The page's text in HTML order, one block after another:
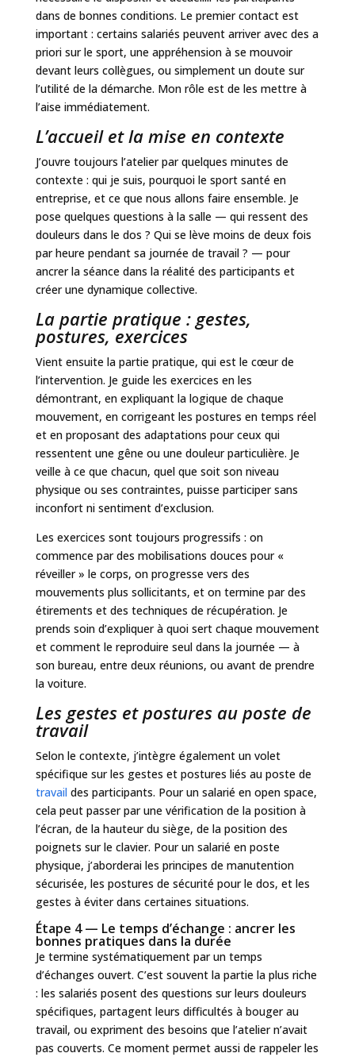
dans de bonnes conditions. Le premier contact est
important : certains salariés peuvent arriver avec des a
priori sur le sport, une appréhension à se mouvoir
devant leurs collègues, ou simplement un doute sur
l’utilité de la démarche. Mon rôle est de les mettre à
l’aise immédiatement.
L’accueil et la mise en contexte
J’ouvre toujours l’atelier par quelques minutes de
contexte : qui je suis, pourquoi le sport santé en
entreprise, et ce que nous allons faire ensemble. Je
pose quelques questions à la salle — qui ressent des
douleurs dans le dos ? Qui se lève moins de deux fois
par heure pendant sa journée de travail ? — pour
ancrer la séance dans la réalité des participants et
créer une dynamique collective.
La partie pratique : gestes,
postures, exercices
Vient ensuite la partie pratique, qui est le cœur de
l’intervention. Je guide les exercices en les
démontrant, en expliquant la logique de chaque
mouvement, en corrigeant les postures en temps réel
et en proposant des adaptations pour ceux qui
ressentent une gêne ou une douleur particulière. Je
veille à ce que chacun, quel que soit son niveau
physique ou ses contraintes, puisse participer sans
inconfort ni sentiment d’exclusion.
Les exercices sont toujours progressifs : on
commence par des mobilisations douces pour «
réveiller » le corps, on progresse vers des
mouvements plus sollicitants, et on termine par des
étirements et des techniques de récupération. Je
prends soin d’expliquer à quoi sert chaque mouvement
et comment le reproduire seul dans la journée — à
son bureau, entre deux réunions, ou avant de prendre
la voiture.
Les gestes et postures au poste de
travail
Selon le contexte, j’intègre également un volet
spécifique sur les gestes et postures liés au poste de
travaildes participants. Pour un salarié en open space,
cela peut passer par une vérification de la position à
l’écran, de la hauteur du siège, de la position des
poignets sur le clavier. Pour un salarié en poste
physique, j’aborderai les principes de manutention
sécurisée, les postures de sécurité pour le dos, et les
gestes à éviter dans certaines situations.
Étape 4 — Le temps d’échange : ancrer les
bonnes pratiques dans la durée
Je termine systématiquement par un temps
d’échanges ouvert. C’est souvent la partie la plus riche
: les salariés posent des questions sur leurs douleurs
spécifiques, partagent leurs difficultés à bouger au
travail, ou expriment des besoins que l’atelier n’avait
pas couverts. Ce moment permet aussi de rappeler les